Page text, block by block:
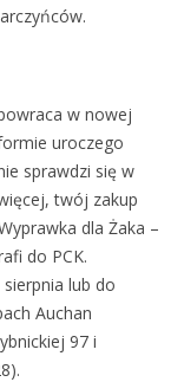
w nowej
uroczego
sprawdzi się w
twój zakup
dla Żaka –
do PCK.
lub do
Auchan
97 i